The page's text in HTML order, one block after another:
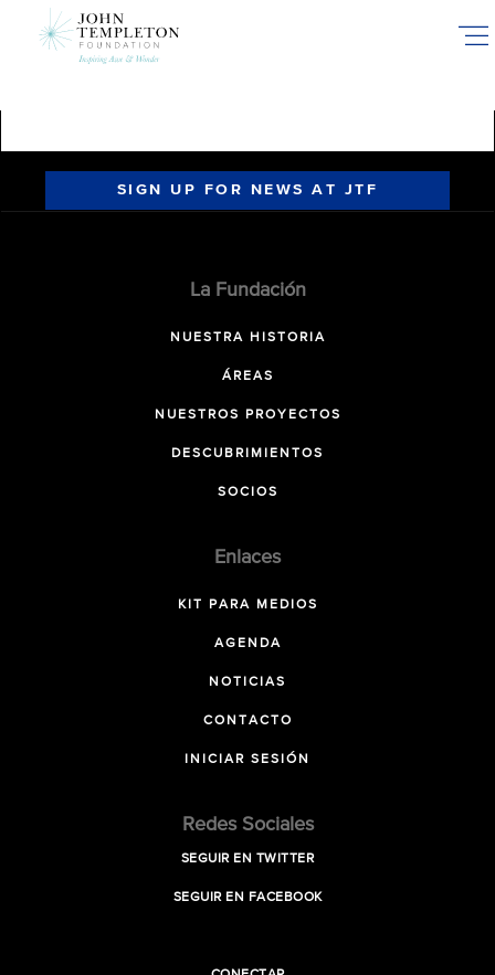
SIGN UP FOR NEWS AT JTF
La Fundación
NUESTRA HISTORIA
ÁREAS
NUESTROS PROYECTOS
DESCUBRIMIENTOS
SOCIOS
Enlaces
KIT PARA MEDIOS
AGENDA
NOTICIAS
CONTACTO
INICIAR SESIÓN
Redes Sociales
SEGUIR EN TWITTER
SEGUIR EN FACEBOOK